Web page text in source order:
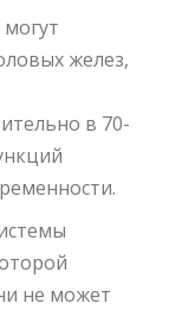
желез,
в 70-
не может